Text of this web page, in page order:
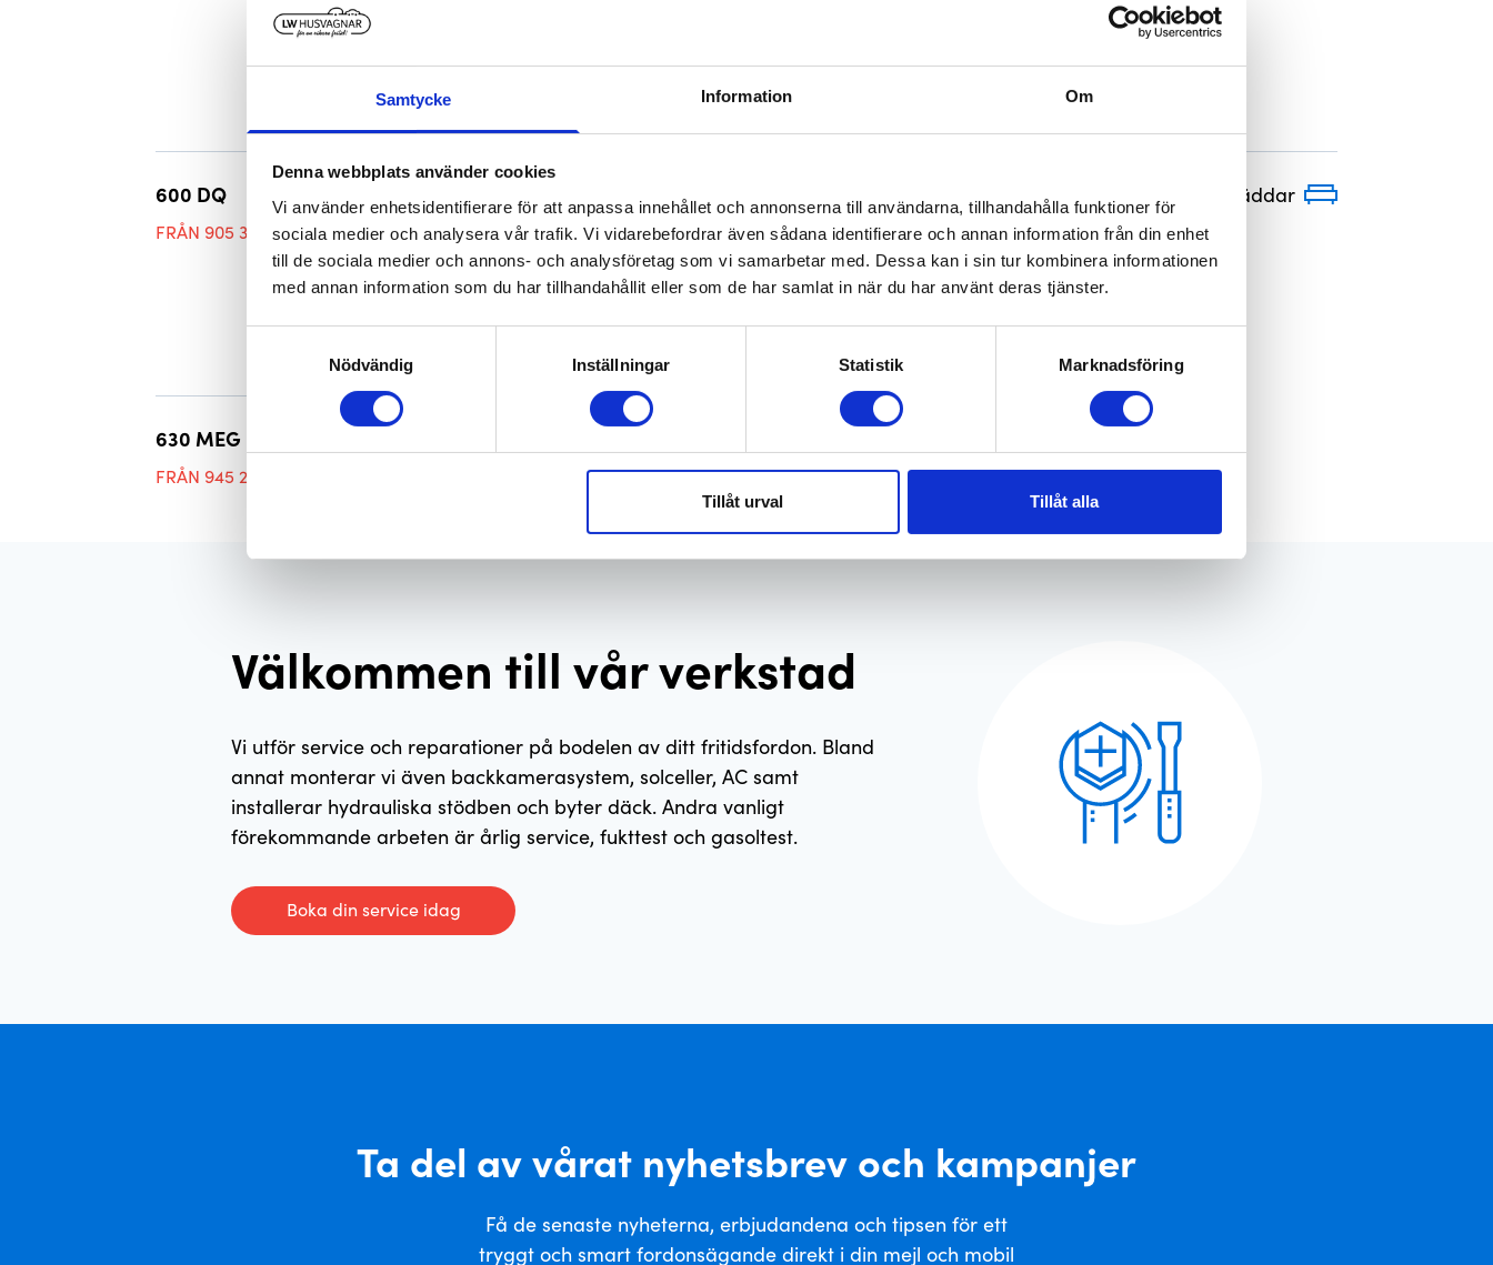
Samtycke Information Om
Denna webbplats använder cookies
Vi använder enhetsidentifierare för att anpassa innehållet och annonserna till användarna, tillhandahålla funktioner för
sociala medier och analysera vår trafik. Vi vidarebefordrar även sådana identifierare och annan information från din enhet
till de sociala medier och annons- och analysföretag som vi samarbetar med. Dessa kan i sin tur kombinera informationen
med annan information som du har tillhandahållit eller som de har samlat in när du har använt deras tjänster.
Nödvändig
Inställningar Statistik Marknadsföring
Tillåt urval Tillåt alla
600 DQ 5 bäddar
FRÅN 905 300 KR
600 MQH 5 bäddar
FRÅN 984 200 KR
630 ME 3 bäddar
FRÅN 919 200 KR
630 MEG
FRÅN 945 200 KR
Välkommen till vår verkstad
Vi utför service och reparationer på bodelen av ditt fritidsfordon. Bland
annat monterar vi även backkamerasystem, solceller, AC samt
installerar hydrauliska stödben och byter däck. Andra vanligt
förekommande arbeten är årlig service, fukttest och gasoltest.
Boka din service idag
Ta del av vårat nyhetsbrev och kampanjer
Få de senaste nyheterna, erbjudandena och tipsen för ett
tryggt och smart fordonsägande direkt i din mejl och mobil